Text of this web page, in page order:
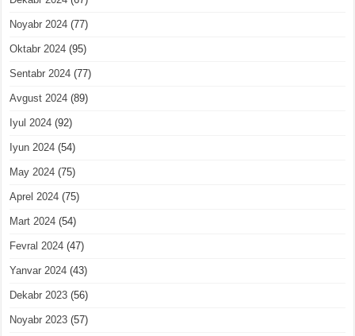
Noyabr 2024 (77)
Oktabr 2024 (95)
Sentabr 2024 (77)
Avgust 2024 (89)
Iyul 2024 (92)
Iyun 2024 (54)
May 2024 (75)
Aprel 2024 (75)
Mart 2024 (54)
Fevral 2024 (47)
Yanvar 2024 (43)
Dekabr 2023 (56)
Noyabr 2023 (57)